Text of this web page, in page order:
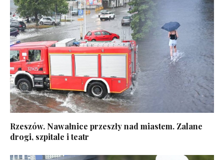
Rzeszów. Nawałnice przeszły nad miastem. Zalane
drogi, szpitale i teatr